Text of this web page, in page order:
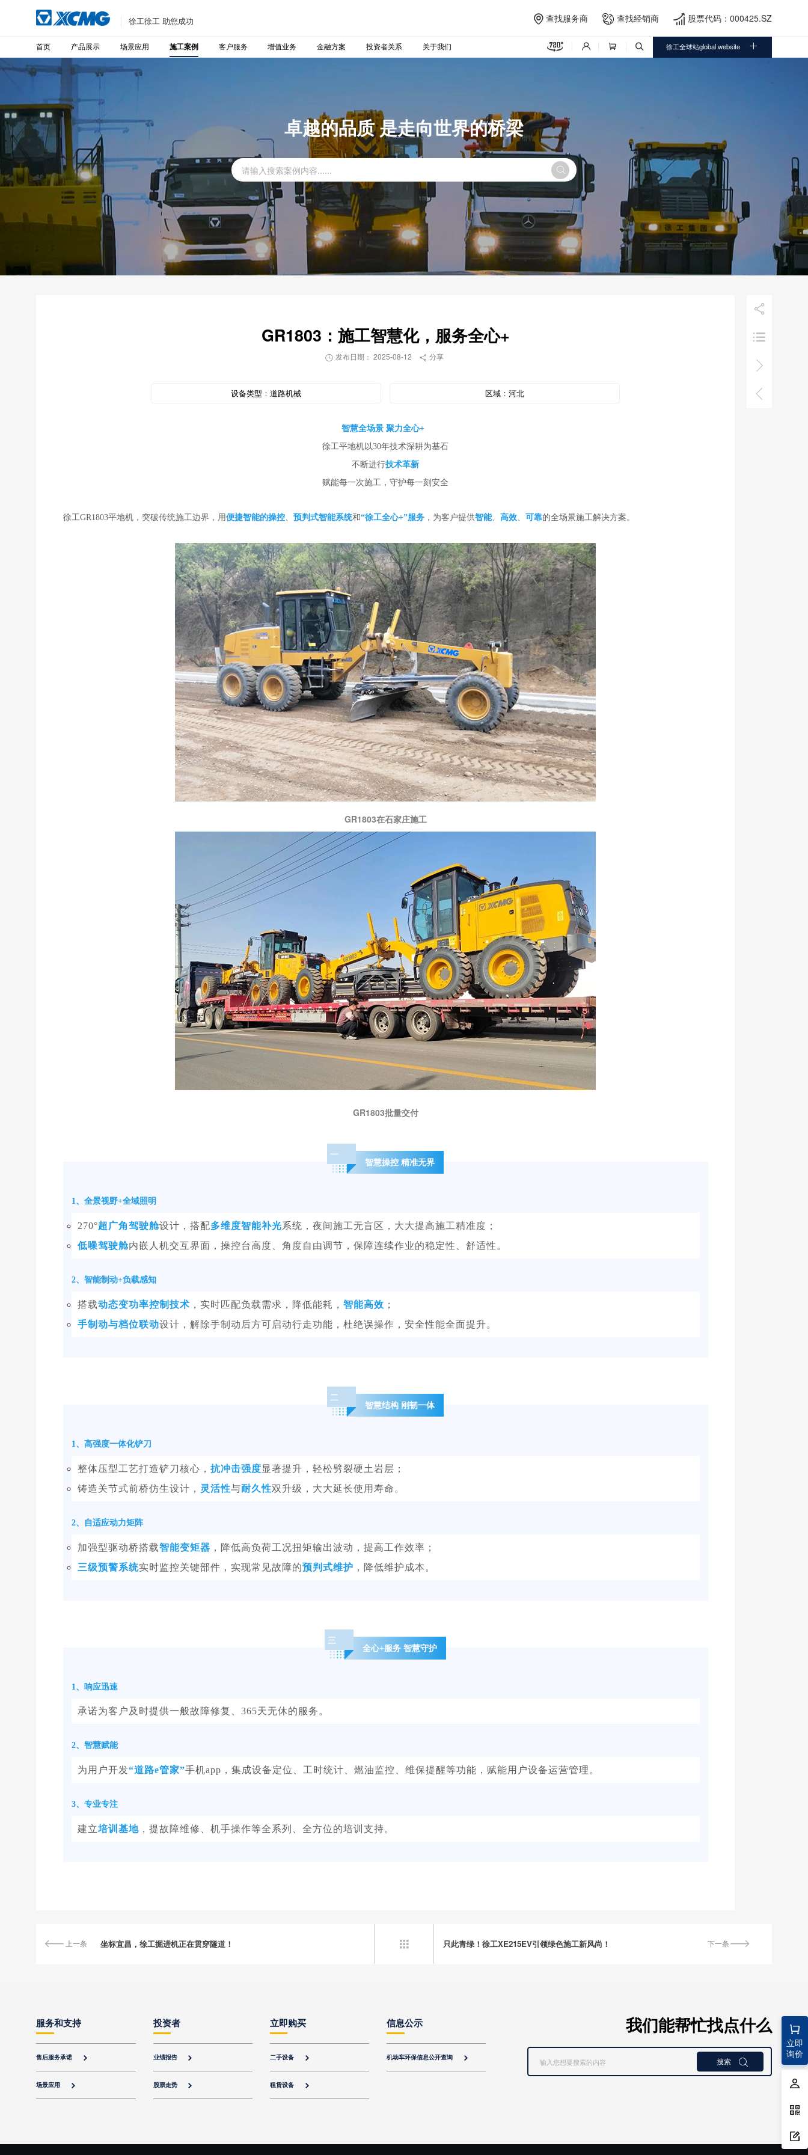
徐工徐工 助您成功  查找服务商  查找经销商  股票代码：000425.SZ
首页 产品展示 场景应用 施工案例 客户服务 增值业务 金融方案 投资者关系 关于我们     徐工全球站global website 
卓越的品质 是走向世界的桥梁





GR1803：施工智慧化，服务全心+
 发布日期： 2025-08-12  分享
设备类型：道路机械 区域：河北
智慧全场景 聚力全心+
徐工平地机以30年技术深耕为基石
不断进行技术革新
赋能每一次施工，守护每一刻安全
徐工GR1803平地机，突破传统施工边界，用便捷智能的操控、预判式智能系统和“徐工全心+”服务 ，为客户提供智能、高效、可靠的全场景施工解决方案。
GR1803在石家庄施工
GR1803批量交付
一
智慧操控 精准无界
1、全景视野+全域照明
270°超广角驾驶舱设计，搭配多维度智能补光系统，夜间施工无盲区，大大提高施工精准度；
低噪驾驶舱内嵌人机交互界面，操控台高度、角度自由调节，保障连续作业的稳定性、舒适性。
2、智能制动+负载感知
搭载动态变功率控制技术 ，实时匹配负载需求，降低能耗，智能高效 ；
手制动与档位联动设计，解除手制动后方可启动行走功能，杜绝误操作，安全性能全面提升。
二
智慧结构 刚韧一体
1、高强度一体化铲刀
整体压型工艺打造铲刀核心，抗冲击强度显著提升，轻松劈裂硬土岩层；
铸造关节式前桥仿生设计， 灵活性与耐久性双升级，大大延长使用寿命。
2、自适应动力矩阵
加强型驱动桥搭载智能变矩器 ，降低高负荷工况扭矩输出波动，提高工作效率；
三级预警系统实时监控关键部件，实现常见故障的预判式维护 ，降低维护成本。
三
全心+服务 智慧守护
1、响应迅速
承诺为客户及时提供一般故障修复、365天无休的服务。
2、智慧赋能
为用户开发“道路e管家”手机app，集成设备定位、工时统计、燃油监控、维保提醒等功能，赋能用户设备运营管理。
3、专业专注
建立培训基地 ，提故障维修、机手操作等全系列、全方位的培训支持。
上一条 坐标宜昌，徐工掘进机正在贯穿隧道！ 下一条
只此青绿！徐工XE215EV引领绿色施工新风尚！

立即
询价
服务和支持
售后服务承诺 
场景应用 
投资者
业绩报告 
股票走势 
立即购买
二手设备 
租赁设备 
信息公示
机动车环保信息公开查询 
我们能帮忙找点什么
搜索 